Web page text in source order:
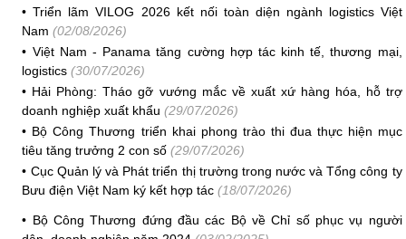
•Triển lãm VILOG 2026 kết nối toàn diện ngành logistics Việt
Nam (02/08/2026)
• Việt Nam - Panama tăng cường hợp tác kinh tế, thương mại,
logistics (30/07/2026)
• Hải Phòng: Tháo gỡ vướng mắc về xuất xứ hàng hóa, hỗ trợ
doanh nghiệp xuất khẩu (29/07/2026)
• Bộ Công Thương triển khai phong trào thi đua thực hiện mục
tiêu tăng trưởng 2 con số (29/07/2026)
• Cục Quản lý và Phát triển thị trường trong nước và Tổng công ty
Bưu điện Việt Nam ký kết hợp tác (18/07/2026)
• Bộ Công Thương đứng đầu các Bộ về Chỉ số phục vụ người